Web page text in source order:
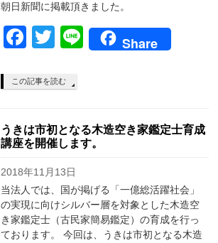
朝日新聞に掲載頂きました。
Facebook
Twitter
LineShare
この記事を読む
うきは市初となる木造空き家鑑定士育成
講座を開催します。
2018年11月13日
当法人では、国が掲げる「一億総活躍社会」
の実現に向けシルバー層を対象とした木造空
き家鑑定士（古民家簡易鑑定）の育成を行っ
ております。 今回は、うきは市初となる木造